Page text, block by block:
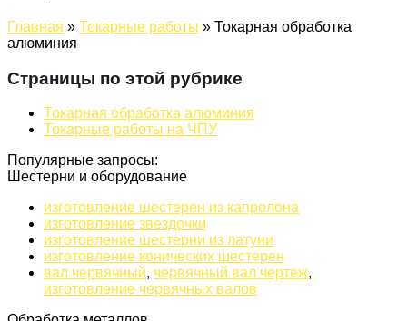
Главная » Токарные работы » Токарная обработка
алюминия
Страницы по этой рубрике
Токарная обработка алюминия
Токарные работы на ЧПУ
Популярные запросы:
Шестерни и оборудование
изготовление шестерен из капролона
изготовление звездочки
изготовление шестерни из латуни
изготовление конических шестерен
вал червячный, червячный вал чертеж,
изготовление червячных валов